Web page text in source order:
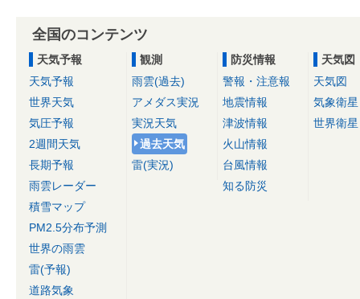
全国のコンテンツ
天気予報
天気予報
世界天気
気圧予報
2週間天気
長期予報
雨雲レーダー
積雪マップ
PM2.5分布予測
世界の雨雲
雷(予報)
道路気象
観測
雨雲(過去)
アメダス実況
実況天気
過去天気
雷(実況)
防災情報
警報・注意報
地震情報
津波情報
火山情報
台風情報
知る防災
天気図
天気図
気象衛星
世界衛星